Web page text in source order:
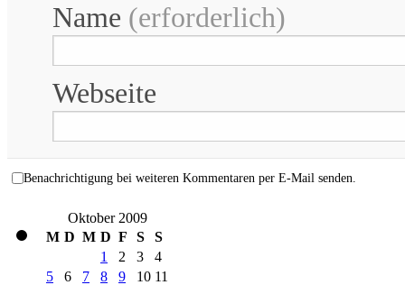
Name (erforderlich)
Webseite
Benachrichtigung bei weiteren Kommentaren per E-Mail senden.
Oktober 2009
M D M D F S S
1 2 3
4
5
6 7 8 9 10 11